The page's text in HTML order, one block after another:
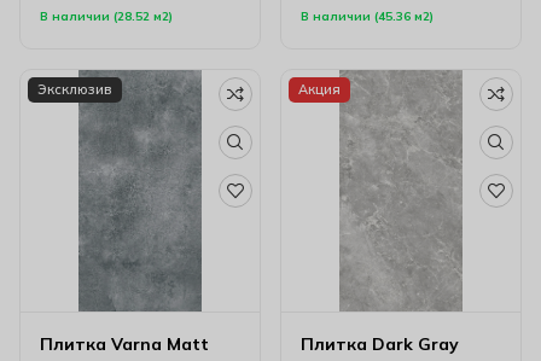
В наличии (28.52 м2) В наличии (45.36 м2)
Эксклюзив
Плитка Varna Matt
Акция
Плитка Dark Gray